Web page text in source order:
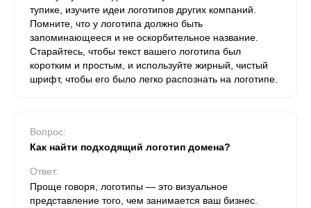
тупике, изучите идеи логотипов других компаний.
Помните, что у логотипа должно быть
запоминающееся и не оскорбительное название.
Старайтесь, чтобы текст вашего логотипа был
коротким и простым, и используйте жирный, чистый
шрифт, чтобы его было легко распознать на логотипе.
Вопрос:
Как найти подходящий логотип домена?
Ответ:
Проще говоря, логотипы — это визуальное
представление того, чем занимается ваш бизнес.